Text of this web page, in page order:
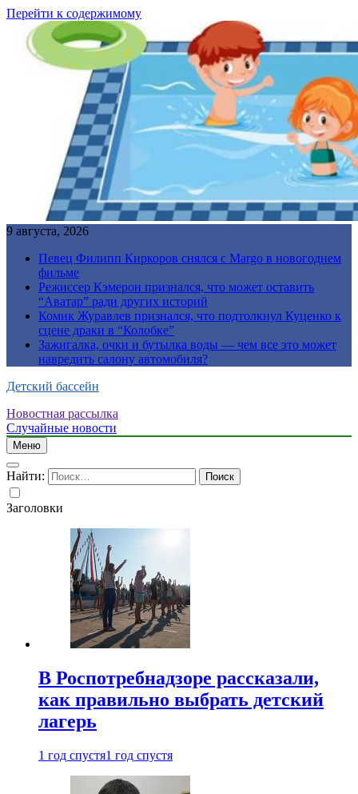
Перейти к содержимому
9 августа, 2026
Певец Филипп Киркоров снялся с Margo в новогоднем
фильме
Режиссер Кэмерон признался, что может оставить
“Аватар” ради других историй
Комик Журавлев признался, что подтолкнул Куценко к
сцене драки в “Колобке”
Зажигалка, очки и бутылка воды — чем все это может
навредить салону автомобиля?
Детский бассейн
Новостная рассылка
Случайные новости
Меню
Найти:
Заголовки
В Роспотребнадзоре рассказали,
как правильно выбрать детский
лагерь
1 год спустя1 год спустя